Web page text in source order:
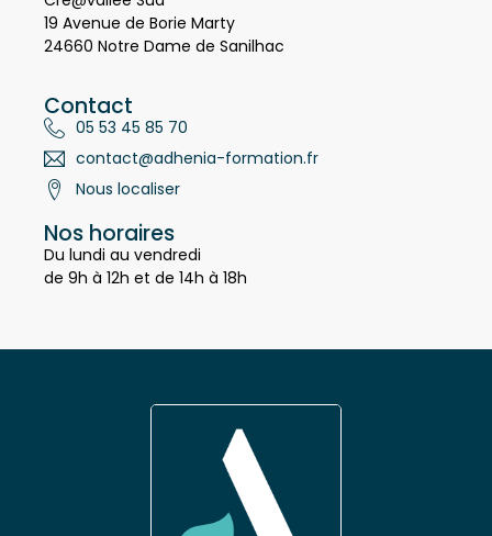
Cré@vallée Sud
19 Avenue de Borie Marty
Contact
05 53 45 85 70
contact@adhenia-formation.fr
Nos horaires
Du lundi au vendredi